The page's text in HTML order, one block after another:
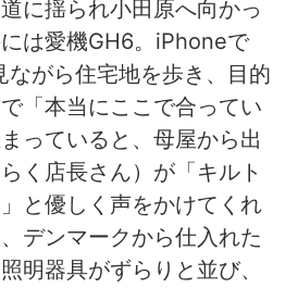
に揺られ小田原へ向かっ
は愛機GH6。iPhoneで
がら住宅地を歩き、目的
「本当にここで合ってい
っていると、母屋から出
く店長さん）が「キルト
と優しく声をかけてくれ
デンマークから仕入れた
明器具がずらりと並び、